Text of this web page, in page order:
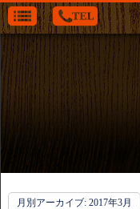
月別アーカイブ: 2017年3月